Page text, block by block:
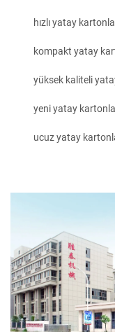
hızlı yatay
kompakt yatay
yüksek kaliteli
yeni yatay
ucuz yatay